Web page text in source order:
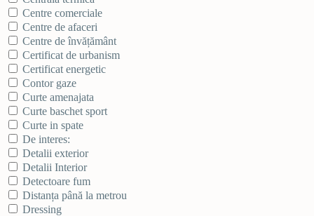
Centre comerciale
Centre de afaceri
Centre de învățământ
Certificat de urbanism
Certificat energetic
Contor gaze
Curte amenajata
Curte baschet sport
Curte in spate
De interes:
Detalii exterior
Detalii Interior
Detectoare fum
Distanța până la metrou
Dressing